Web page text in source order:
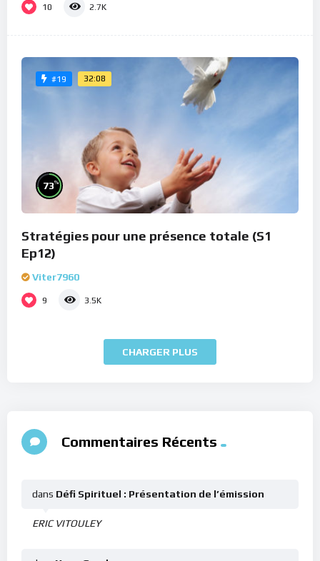
10 2.7K
#19 32:08
73%
Stratégies pour une présence totale (S1
Ep12)
Viter7960
9 3.5K
CHARGER PLUS
Commentaires Récents
ERIC VITOULEY
dans Défi Spirituel : Présentation de l’émission